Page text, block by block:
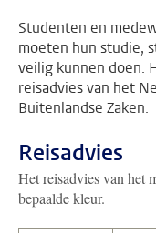
Studenten en
moeten hun studie,
veilig kunnen doen.
reisadvies van het
Buitenlandse Zaken.
Reisadvies
Het reisadvies van het
bepaalde kleur.